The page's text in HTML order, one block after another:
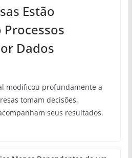
Estão
Dados
modificou profundamente a
tomam decisões,
seus resultados.